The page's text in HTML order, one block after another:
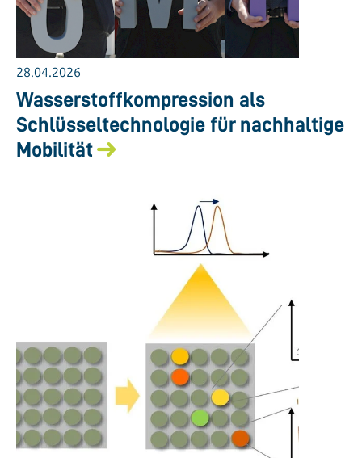
28.04.2026
Wasserstoffkompression als
Schlüsseltechnologie für nachhaltige
Mobilität